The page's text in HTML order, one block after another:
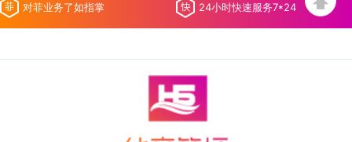
对菲业务了如指掌 24小时快速服务7*24